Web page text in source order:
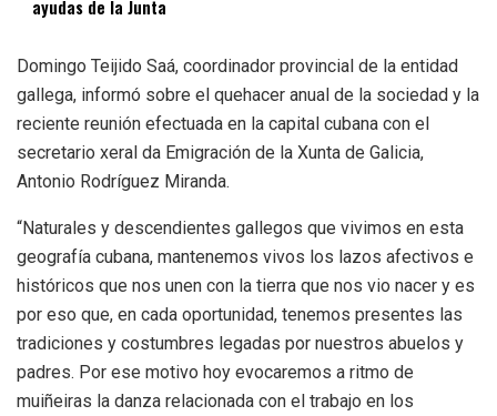
ayudas de la Junta
Domingo Teijido Saá, coordinador provincial de la entidad
gallega, informó sobre el quehacer anual de la sociedad y la
reciente reunión efectuada en la capital cubana con el
secretario xeral da Emigración de la Xunta de Galicia,
Antonio Rodríguez Miranda.
“Naturales y descendientes gallegos que vivimos en esta
geografía cubana, mantenemos vivos los lazos afectivos e
históricos que nos unen con la tierra que nos vio nacer y es
por eso que, en cada oportunidad, tenemos presentes las
tradiciones y costumbres legadas por nuestros abuelos y
padres. Por ese motivo hoy evocaremos a ritmo de
muiñeiras la danza relacionada con el trabajo en los